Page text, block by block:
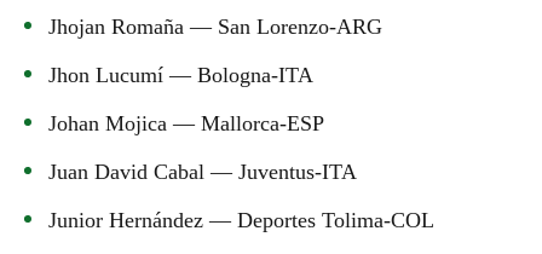
Jhojan Romaña — San Lorenzo-ARG
Jhon Lucumí — Bologna-ITA
Johan Mojica — Mallorca-ESP
Juan David Cabal — Juventus-ITA
Junior Hernández — Deportes Tolima-COL